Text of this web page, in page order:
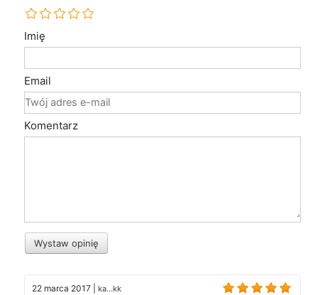
Imię
Email
Komentarz
Wystaw opinię
22 marca 2017 ka...kk